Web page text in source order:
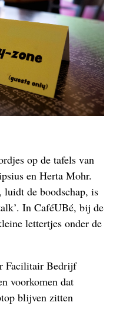
op de tafels van
en Herta Mohr.
luidt de boodschap, is
In CaféUBé, bij de
lettertjes onder de
Facilitair Bedrijf
voorkomen dat
blijven zitten